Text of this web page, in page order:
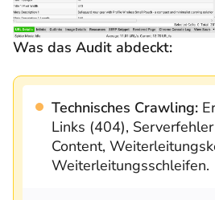
Was das Audit abdeckt:
Technisches Crawling:
Links (404),
Content,
Weiterleitungsschleifen.